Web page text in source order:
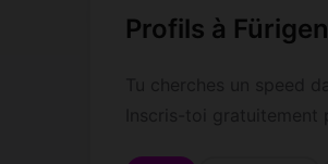
Profils à Fürigen